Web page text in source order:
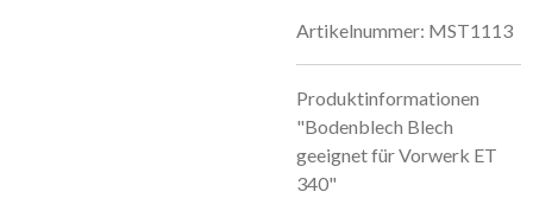
Artikelnummer: MST1113
Produktinformationen
"Bodenblech Blech
geeignet für Vorwerk ET
340"